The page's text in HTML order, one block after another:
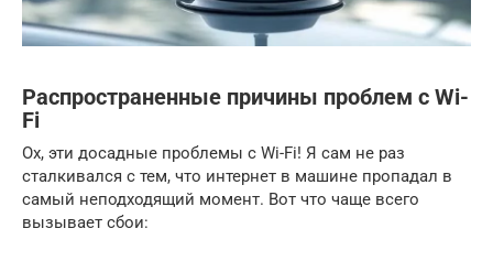
Распространенные причины проблем с Wi-
Fi
Ох, эти досадные проблемы с Wi-Fi! Я сам не раз
сталкивался с тем, что интернет в машине пропадал в
самый неподходящий момент. Вот что чаще всего
вызывает сбои: